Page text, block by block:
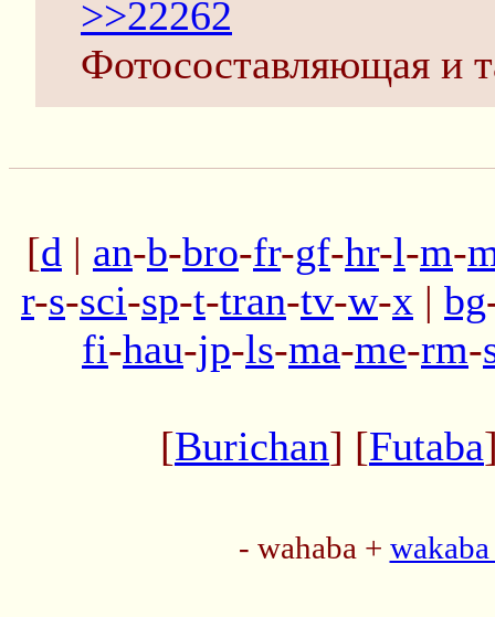
>>22262
Фотосоставляющая и
[d | an-b-bro-fr-gf-hr-l-m-
r-s-sci-sp-t-tran-tv-w-x | bg
fi-hau-jp-ls-ma-me-rm-
[Burichan] [Futaba
- wahaba +